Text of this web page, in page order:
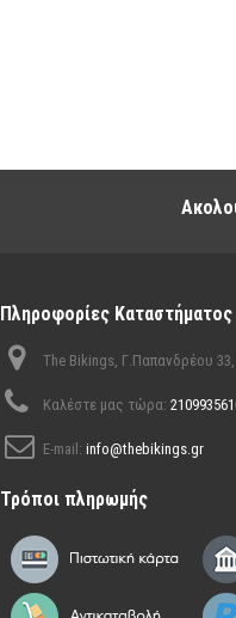
Πληροφορίες Καταστήματος
The Bikings, Γ.Παπανδρέου
Καλέστε μας τώρα:
E-mail: info@thebikings.gr
Τρόποι πληρωμής